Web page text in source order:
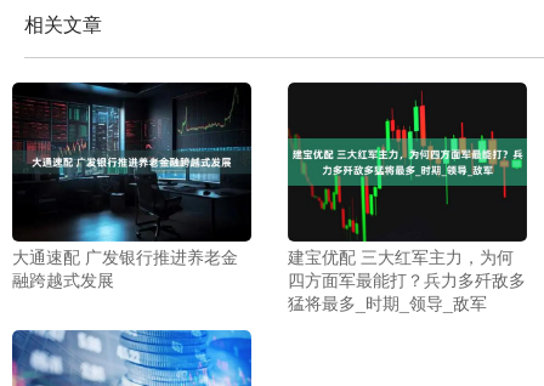
相关文章
大通速配 广发银行推进养老金
融跨越式发展
建宝优配 三大红军主力，为何
四方面军最能打？兵力多歼敌多
猛将最多_时期_领导_敌军